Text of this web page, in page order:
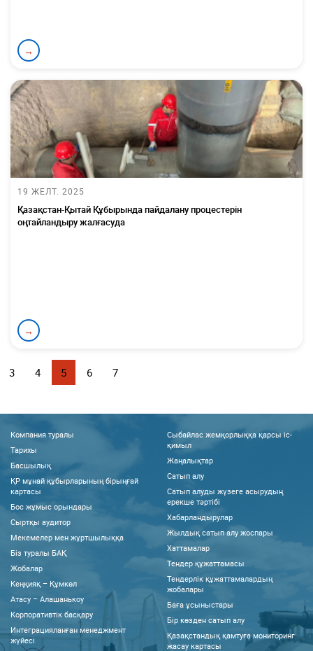
→
19 ЖЕЛТ. 2025
Қазақстан-Қытай Құбырында пайдалану процестерін
оңтайландыру жалғасуда
→
3 4 5 6 7
Компания туралы
Тарихы
Басшылық
ҚР мұнай құбырларының бірыңғай
картасы
Бос жұмыс орындары
Сыртқы аудитор
Мекемелер мен жұртшылыққа
Біз туралы БАҚ
Жобалар
Кеңқияқ – Құмкөл
Атасу – Алашанькоу
Корпоративтік басқару
Интеграцияланған менеджмент
жүйесі
Сыбайлас жемқорлыққа қарсы іс-
қимыл
Жаңалықтар
Сатып алу
Сатып алуды жүзеге асырудың
ерекше тәртібі
Хабарландырулар
Жылдық сатып алу жоспары
Хаттамалар
Тендер құжаттамасы
Тендерлік құжаттамалардың
жобалары
Баға ұсыныстары
Бір көзден сатып алу
Қазақстандық қамтуға мониторинг
жасау картасы